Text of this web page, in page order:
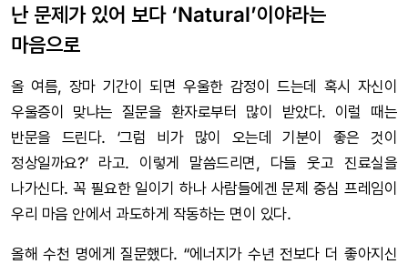
난 문제가 있어 보다 ‘Natural’이야라는
마음으로
올 여름, 장마 기간이 되면 우울한 감정이 드는데 혹시 자신이
우울증이 맞냐는 질문을 환자로부터 많이 받았다. 이럴 때는
반문을 드린다. ‘그럼 비가 많이 오는데 기분이 좋은 것이
정상일까요?’ 라고. 이렇게 말씀드리면, 다들 웃고 진료실을
나가신다. 꼭 필요한 일이기 하나 사람들에겐 문제 중심 프레임이
우리 마음 안에서 과도하게 작동하는 면이 있다.
올해 수천 명에게 질문했다. “에너지가 수년 전보다 더 좋아지신